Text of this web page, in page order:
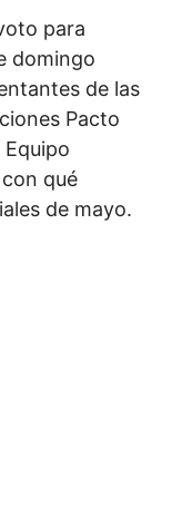
para
domingo
de las
Pacto
qué
de mayo.